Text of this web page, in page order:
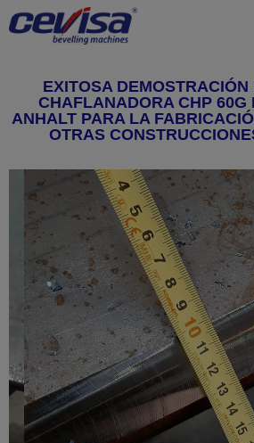
EXITOSA
CHAFLANADORA CHP 60G
ANHALT PARA LA
OTRAS